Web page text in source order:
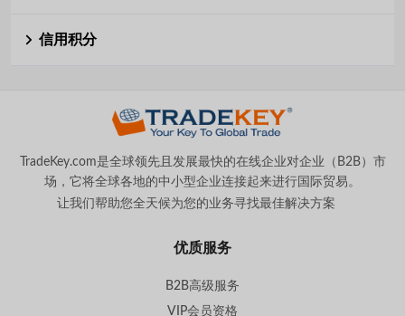
信用积分
TradeKey.com是全球领先且发展最快的在线企业对企业（B2B）市
场，它将全球各地的中小型企业连接起来进行国际贸易。
让我们帮助您全天候为您的业务寻找最佳解决方案
优质服务
B2B高级服务
VIP会员资格